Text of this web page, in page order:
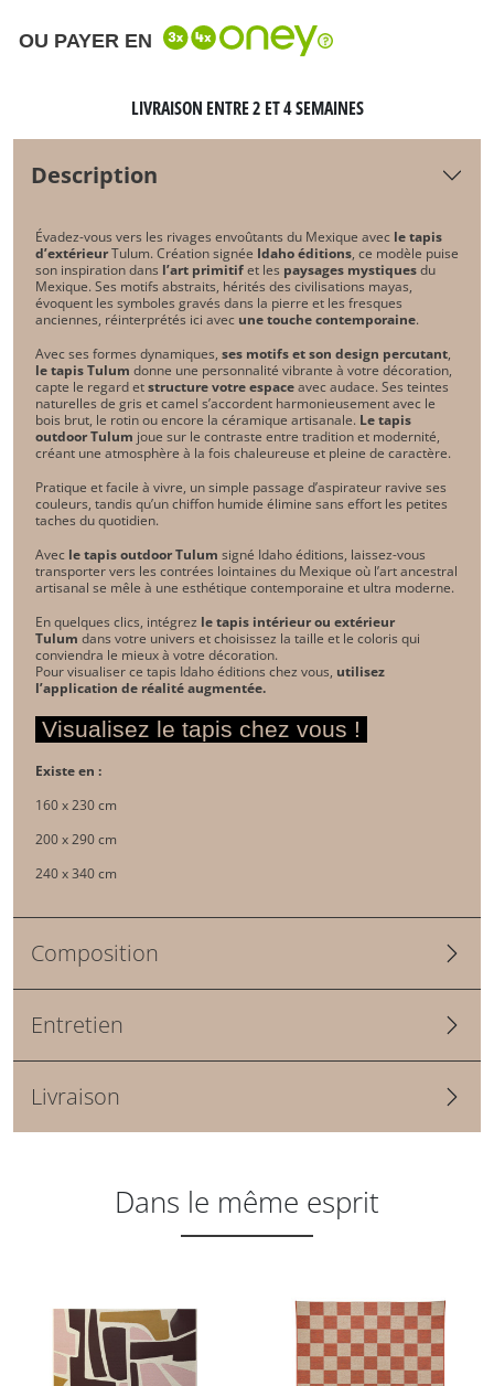
OU PAYER EN
LIVRAISON ENTRE 2 ET 4 SEMAINES
Description
Évadez-vous vers les rivages envoûtants du Mexique avec le tapis
d’extérieurTulum. Création signée Idaho éditions, ce modèle puise
son inspiration dans l’art primitifet les paysages mystiquesdu
Mexique. Ses motifs abstraits, hérités des civilisations mayas,
évoquent les symboles gravés dans la pierre et les fresques
anciennes, réinterprétés ici avec une touche contemporaine.
Avec ses formes dynamiques, ses motifs et son design percutant,
le tapis Tulum donne une personnalité vibrante à votre décoration,
capte le regard etstructure votre espaceavec audace. Ses teintes
naturelles de gris et camel s’accordent harmonieusement avec le
bois brut, le rotin ou encore la céramique artisanale. Le tapis
outdoor Tulum joue sur le contraste entre tradition et modernité,
créant une atmosphère à la fois chaleureuse et pleine de caractère.
Pratique et facile à vivre, un simple passage d’aspirateur ravive ses
couleurs, tandis qu’un chiffon humide élimine sans effort les petites
taches du quotidien.
Avec le tapis outdoor Tulum signé Idaho éditions, laissez-vous
transporter vers les contrées lointaines du Mexique où l’art ancestral
artisanal se mêle à une esthétique contemporaine et ultra moderne.
En quelques clics, intégrez le tapis intérieur ou extérieur
Tulum dans votre univers et choisissez la taille et le coloris qui
conviendra le mieux à votre décoration.
Pour visualiser ce tapis Idaho éditions chez vous, utilisez
l’application de réalité augmentée.
Visualisez le tapis chez vous !
Existe en :
160 x 230 cm
200 x 290 cm
240 x 340 cm
Composition
Entretien
Livraison
Dans le même esprit